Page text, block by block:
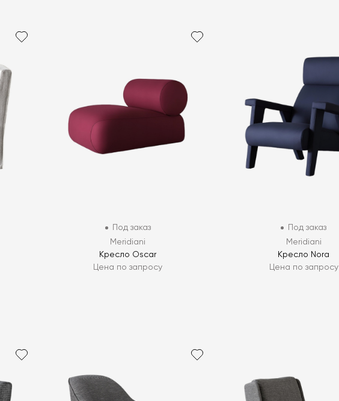
Под заказ
Meridiani
Кресло Oscar
Цена по запросу
Под заказ
Meridiani
Кресло Nora
Цена по запросу